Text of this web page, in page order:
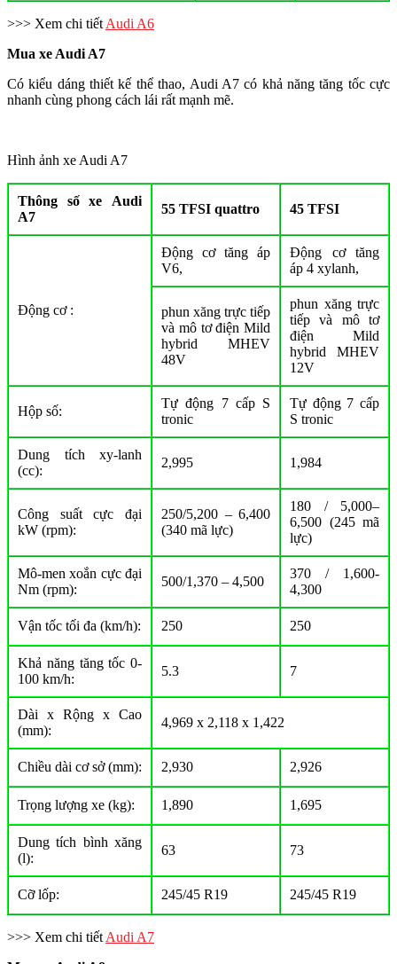
>>> Xem chi tiết Audi A6
Mua xe Audi A7
Có kiểu dáng thiết kế thể thao, Audi A7 có khả năng tăng tốc cực
nhanh cùng phong cách lái rất mạnh mẽ.
Hình ảnh xe Audi A7
Thông số xe Audi
A7
55 TFSI quattro 45 TFSI
Động cơ :
Động cơ tăng áp
V6,
Động cơ tăng
áp 4 xylanh,
phun xăng trực tiếp
và mô tơ điện Mild
hybrid MHEV
48V
phun xăng trực
tiếp và mô tơ
điện Mild
hybrid MHEV
12V
Hộp số:
Tự động 7 cấp S
tronic
Tự động 7 cấp
S tronic
Dung tích xy-lanh
(cc):
2,995 1,984
Công suất cực đại
kW (rpm):
250/5,200 – 6,400
(340 mã lực)
180 / 5,000–
6,500 (245 mã
lực)
Mô-men xoắn cực đại
Nm (rpm):
500/1,370 – 4,500
370 / 1,600-
4,300
Vận tốc tối đa (km/h): 250 250
Khả năng tăng tốc 0-
100 km/h:
5.3 7
Dài x Rộng x Cao
(mm):
4,969 x 2,118 x 1,422
Chiều dài cơ sở (mm): 2,930 2,926
Trọng lượng xe (kg): 1,890 1,695
Dung tích bình xăng
(l):
63 73
Cỡ lốp: 245/45 R19 245/45 R19
>>> Xem chi tiết Audi A7